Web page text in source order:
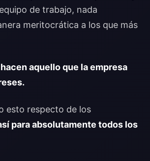
de trabajo, nada
meritocrática a los que más
aquello que la empresa
esto respecto de los
para absolutamente todos los